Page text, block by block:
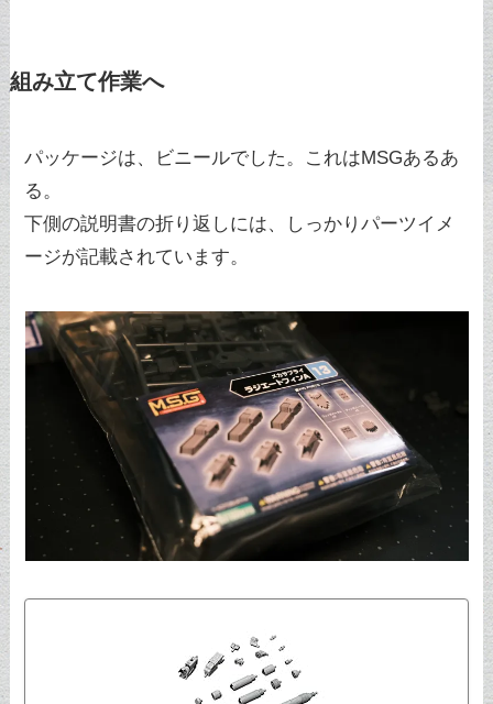
組み立て作業へ
パッケージは、ビニールでした。これはMSGあるあ
る。
下側の説明書の折り返しには、しっかりパーツイメ
ージが記載されています。